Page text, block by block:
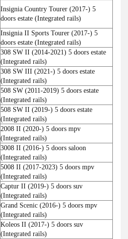
Insignia Country Tourer (2017-) 5
doors estate (Integrated rails)
Insignia II Sports Tourer (2017-) 5
doors estate (Integrated rails)
308 SW II (2014-2021) 5 doors estate
(Integrated rails)
308 SW III (2021-) 5 doors estate
(Integrated rails)
508 SW (2011-2019) 5 doors estate
(Integrated rails)
508 SW II (2019-) 5 doors estate
(Integrated rails)
2008 II (2020-) 5 doors mpv
(Integrated rails)
3008 II (2016-) 5 doors saloon
(Integrated rails)
5008 II (2017-2023) 5 doors mpv
(Integrated rails)
Captur II (2019-) 5 doors suv
(Integrated rails)
Grand Scenic (2016-) 5 doors mpv
(Integrated rails)
Koleos II (2017-) 5 doors suv
(Integrated rails)